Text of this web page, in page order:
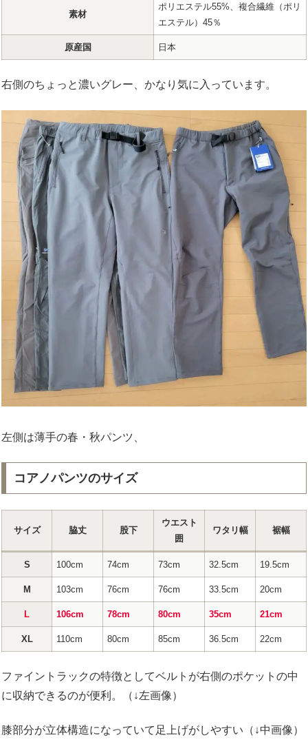
素材
ポリエステル55%、複合繊維（ポリ
エステル）45％
原産国 日本
右側のちょっと濃いグレー、かなり気に入っています。
左側は薄手の春・秋パンツ、
コアノパンツのサイズ
サイズ 脇丈 股下
ウエスト
囲
ワタリ幅 裾幅
S 100cm 74cm 73cm 32.5cm 19.5cm
M 103cm 76cm 76cm 33.5cm 20cm
L 106cm 78cm 80cm 35cm 21cm
XL 110cm 80cm 85cm 36.5cm 22cm
ファイントラックの特徴としてベルトが右側のポケットの中
に収納できるのが便利。（↓左画像）
膝部分が立体構造になっていて足上げがしやすい（↓中画像）